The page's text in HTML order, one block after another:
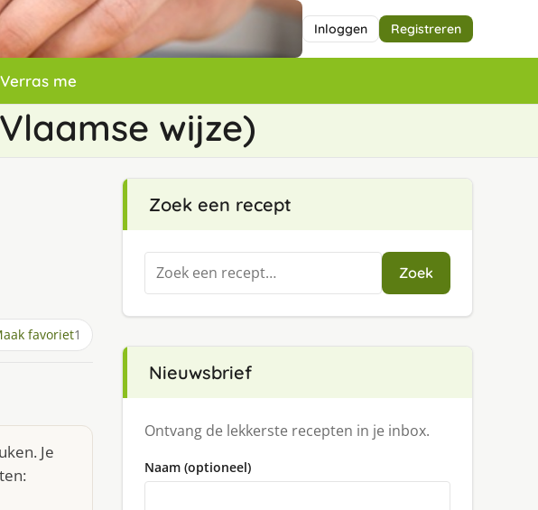
Inloggen Registreren
me
wijze)
favoriet1
Je
Zoek een recept
Zoeken
naar:
Zoek
Nieuwsbrief
Ontvang de lekkerste recepten in je inbox.
Naam (optioneel)